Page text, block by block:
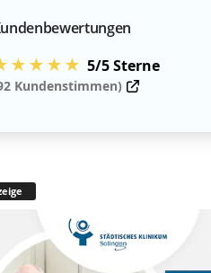
5/5 Sterne
Kundenstimmen)